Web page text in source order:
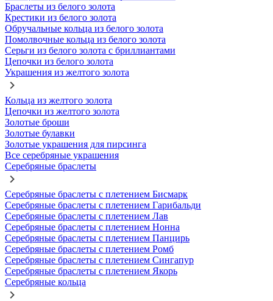
Браслеты из белого золота
Крестики из белого золота
Обручальные кольца из белого золота
Помолвочные кольца из белого золота
Серьги из белого золота с бриллиантами
Цепочки из белого золота
Украшения из желтого золота
Кольца из желтого золота
Цепочки из желтого золота
Золотые броши
Золотые булавки
Золотые украшения для пирсинга
Все серебряные украшения
Серебряные браслеты
Серебряные браслеты с плетением Бисмарк
Серебряные браслеты с плетением Гарибальди
Серебряные браслеты с плетением Лав
Серебряные браслеты с плетением Нонна
Серебряные браслеты с плетением Панцирь
Серебряные браслеты с плетением Ромб
Серебряные браслеты с плетением Сингапур
Серебряные браслеты с плетением Якорь
Серебряные кольца